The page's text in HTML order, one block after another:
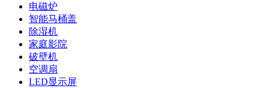
电磁炉
智能马桶盖
除湿机
家庭影院
破壁机
空调扇
LED显示屏